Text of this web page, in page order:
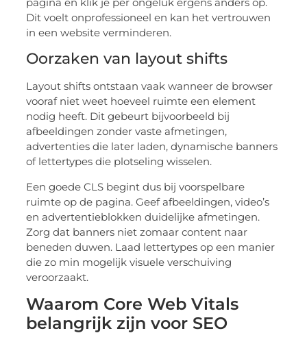
Dit voelt onprofessioneel en kan het vertrouwen
in een website verminderen.
Oorzaken van layout shifts
Layout shifts ontstaan vaak wanneer de browser
vooraf niet weet hoeveel ruimte een element
nodig heeft. Dit gebeurt bijvoorbeeld bij
afbeeldingen zonder vaste afmetingen,
advertenties die later laden, dynamische banners
of lettertypes die plotseling wisselen.
Een goede CLS begint dus bij voorspelbare
ruimte op de pagina. Geef afbeeldingen, video’s
en advertentieblokken duidelijke afmetingen.
Zorg dat banners niet zomaar content naar
beneden duwen. Laad lettertypes op een manier
die zo min mogelijk visuele verschuiving
veroorzaakt.
Waarom Core Web Vitals
belangrijk zijn voor SEO